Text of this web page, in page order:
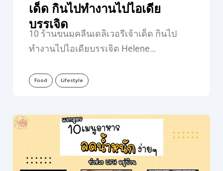
เด็ด กินไปทำงานไปไอเดีย
บรรเจิด
10 ร้านขนมคลีนเดลิเวอรีเจ้าเด็ด กินไป
ทำงานไปไอเดียบรรเจิด Helene…
Food Lifestyle